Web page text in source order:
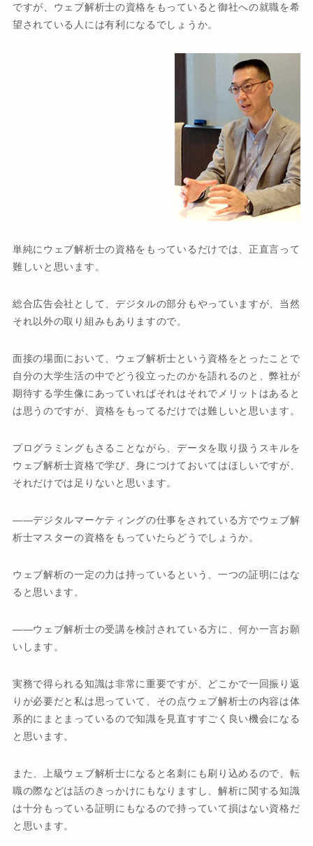
ですが、ウェブ解析士の資格をもっていると御社への就職を希
望されている人には有利になるでしょうか。
単純にウェブ解析士の資格をもっているだけでは、正直言って
難しいと思います。
総合広告会社として、デジタルの部分もやっていますが、当然
それ以外の取り組みもありますので。
面接の場面において、ウェブ解析士という資格をとったことで
自分の大学生活の中でどう役立ったのかを語れるのと、弊社が
期待する学生像にあっていればそれはそれでメリットはあると
は思うのですが、資格をもってるだけでは難しいと思います。
プログラミングもさることながら、データを取り扱うスキルを
ウェブ解析士資格で学び、身につけておいてはほしいですが、
それだけでは足りないと思います。
デジタルマーケティングの仕事をされている方でウェブ解
析士マスターの資格をもっていたらどうでしょうか。
ウェブ解析の一定の力は持っているという、一つの証明にはな
ると思います。
ウェブ解析士の受講を検討されている方に、何か一言お願
いします。
実務で得られる知識は非常に重要ですが、どこかで一回振り返
りが必要だと私は思っていて、その点ウェブ解析士の内容は体
系的にまとまっているので知識を見直すすごく良い機会になる
と思います。
また、上級ウェブ解析士になると名刺にも刷り込めるので、転
職の際などは話のきっかけにもなりますし、解析に関する知識
は十分もっている証明にもなるので持っていて損はない資格だ
と思います。